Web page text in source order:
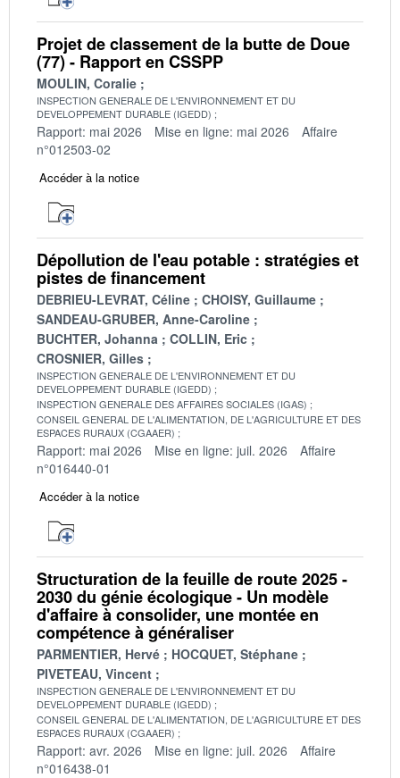
Projet de classement de la butte de Doue
(77) - Rapport en CSSPP
MOULIN, Coralie
INSPECTION GENERALE DE L'ENVIRONNEMENT ET DU
DEVELOPPEMENT DURABLE (IGEDD)
Rapport: mai 2026 Mise en ligne: mai 2026
Affaire
n°012503-02
Accéder à la notice
Dépollution de l'eau potable : stratégies et
pistes de financement
DEBRIEU-LEVRAT, Céline
CHOISY, Guillaume
SANDEAU-GRUBER, Anne-Caroline
BUCHTER, Johanna
COLLIN, Eric
CROSNIER, Gilles
INSPECTION GENERALE DE L'ENVIRONNEMENT ET DU
DEVELOPPEMENT DURABLE (IGEDD)
INSPECTION GENERALE DES AFFAIRES SOCIALES (IGAS)
CONSEIL GENERAL DE L'ALIMENTATION, DE L'AGRICULTURE ET DES
ESPACES RURAUX (CGAAER)
Rapport: mai 2026 Mise en ligne: juil. 2026
Affaire
n°016440-01
Accéder à la notice
Structuration de la feuille de route 2025 -
2030 du génie écologique - Un modèle
d'affaire à consolider, une montée en
compétence à généraliser
PARMENTIER, Hervé
HOCQUET, Stéphane
PIVETEAU, Vincent
INSPECTION GENERALE DE L'ENVIRONNEMENT ET DU
DEVELOPPEMENT DURABLE (IGEDD)
CONSEIL GENERAL DE L'ALIMENTATION, DE L'AGRICULTURE ET DES
ESPACES RURAUX (CGAAER)
Rapport: avr. 2026 Mise en ligne: juil. 2026
Affaire
n°016438-01